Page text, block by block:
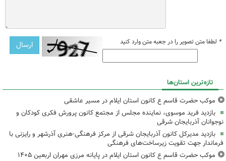
* لطفا متن تصویر را در جعبه متن وارد کنید
تازه‌ترین استان‌ها
موکب حضرت قاسم ع کانون استان ایلام در مسیر عاشقی
بازدید فرید موسوی، نماینده مجلس از مجتمع کانون پرورش فکری کودکان و
نوجوانان آذربایجان شرقی
بازدید مدیرکل کانون آذربایجان شرقی از مرکز فرهنگی‌-هنری آذرشهر و رایزنی با
فرماندار جهت تقویت زیرساخت‌های فرهنگی
موکب حضرت قاسم ع کانون استان ایلام در پایانه مرزی مهران اربعین ۱۴۰۵